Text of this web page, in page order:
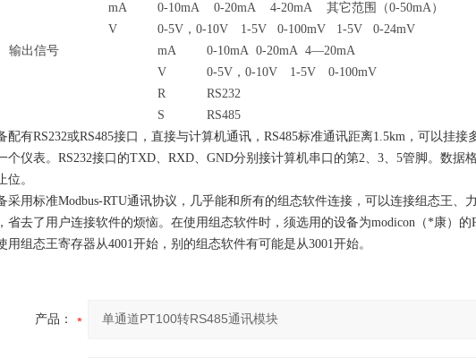
mA
0-10mA 0-20mA 4-20mA其它范围（0-50mA）
V
0-5V ，0-10V 1-5V 0-100mV 1-5V 0-24mV
输出信号
mA 0-10mA 0-20mA 4—20mA
V
0-5V ，0-10V 1-5V 0-100mV
R
RS232
S
RS485
配有RS232或RS485接口，直接与计算机通讯， RS485标准通讯距离1.5km ，可以挂接
个仪表。 RS232接口的TXD、RXD、GND分别接计算机串口的第2、3、5管脚。数据
位。
采用标准Modbus-RTU通讯协议，几乎能和所有的组态软件连接，可以连接组态王、
省去了用户连接软件的烦恼。在使用组态软件时，须选用的设备为modicon（*康）的
用组态王寄存器从4001开始，别的组态软件有可能是从3001开始。
产品：